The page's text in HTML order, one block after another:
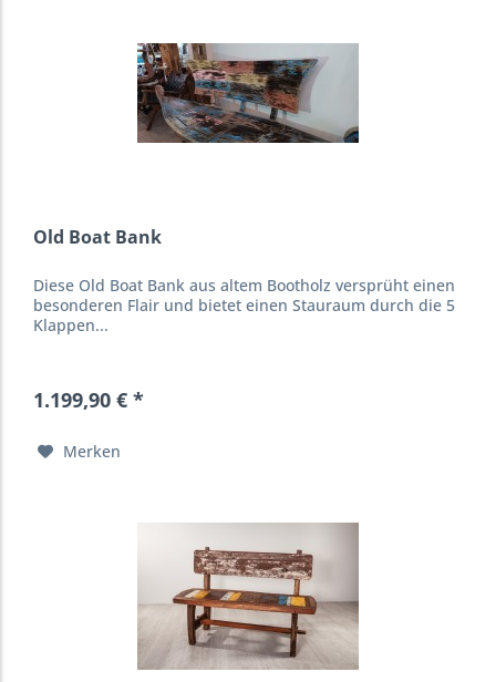
Old Boat Bank
Diese Old Boat Bank aus altem Bootholz versprüht einen
besonderen Flair und bietet einen Stauraum durch die 5
Klappen...
1.199,90 € *
Merken